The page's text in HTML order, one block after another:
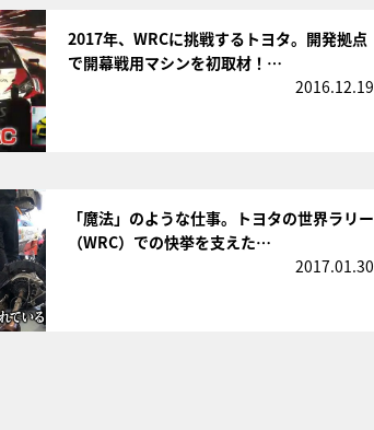
2017年、WRCに挑戦するトヨタ。開発拠点
で開幕戦用マシンを初取材！…
2016.12.19
「魔法」のような仕事。トヨタの世界ラリー
（WRC）での快挙を支えた…
2017.01.30